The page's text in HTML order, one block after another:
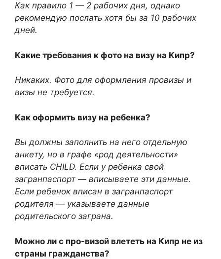
Как правило 1 — 2 рабочих дня, однако
рекомендую послать хотя бы за 10 рабочих
дней.
Какие требования к фото на визу на Кипр?
Никаких. Фото для оформления провизы и
визы не требуется.
Как оформить визу на ребенка?
Вы должны заполнить на него отдельную
анкету, но в графе «род деятельности»
вписать CHILD. Если у ребенка свой
загранпаспорт — вписываете эти данные.
Если ребенок вписан в загранпаспорт
родителя — указываете данные
родительского заграна.
Можно ли с про-визой влететь на Кипр не из
страны гражданства?